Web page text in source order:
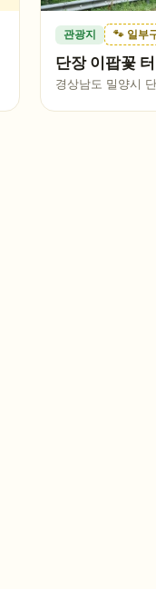
관광지 🐾 일부
단장 이팝꽃
경상남도 밀양시